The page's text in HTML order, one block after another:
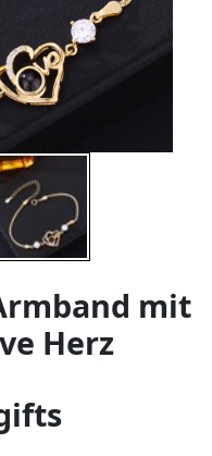
mit
Herz